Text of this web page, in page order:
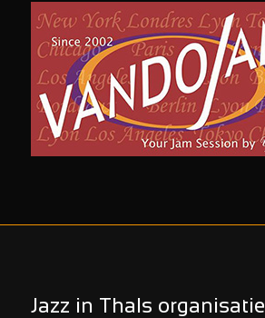
Jazz in Thals organisatie